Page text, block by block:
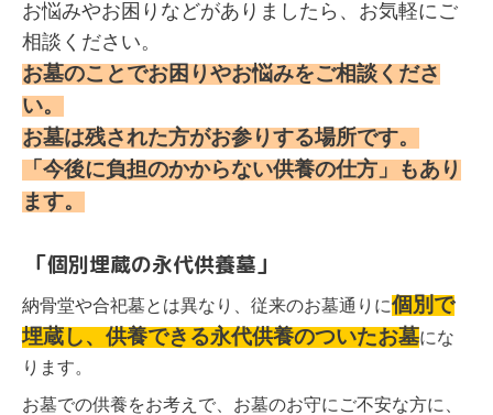
お悩みやお困りなどがありましたら、お気軽にご
相談ください。
お墓のことでお困りやお悩みをご相談くださ
い。
お墓は残された方がお参りする場所です。
「今後に負担のかからない供養の仕方」もあり
ます。
「個別埋蔵の永代供養墓」
納骨堂や合祀墓とは異なり、従来のお墓通りに個別で
埋蔵し、供養できる永代供養のついたお墓にな
ります。
お墓での供養をお考えで、お墓のお守にご不安な方に、